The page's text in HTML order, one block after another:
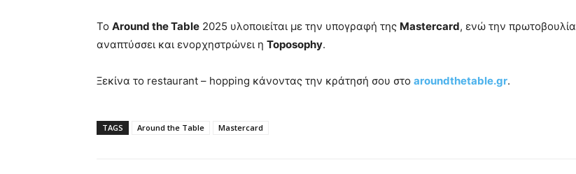
Το Around the Table 2025 υλοποιείται με την υπογραφή της Mastercard, ενώ την πρωτοβουλία
αναπτύσσει και ενορχηστρώνει η Toposophy.
Ξεκίνα το restaurant – hopping κάνοντας την κράτησή σου στο aroundthetable.gr.
TAGS Around the Table Mastercard